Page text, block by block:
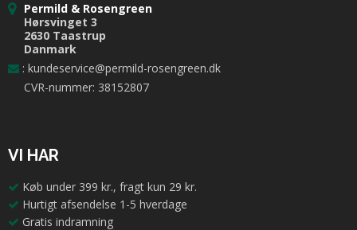
Permild & Rosengreen
Hørsvinget 3
2630 Taastrup
Danmark
: kundeservice@permild-rosengreen.dk
CVR-nummer: 38152807
VI HAR
Køb under 399 kr., fragt kun 29 kr.
Hurtigt afsendelse 1-5 hverdage
Gratis indramning